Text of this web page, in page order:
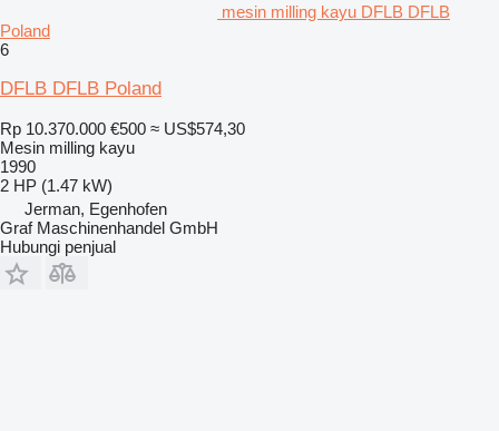
mesin milling kayu DFLB DFLB
Poland
6
DFLB DFLB Poland
Rp 10.370.000 €500 ≈ US$574,30
Mesin milling kayu
1990
2 HP (1.47 kW)
Jerman, Egenhofen
Graf Maschinenhandel GmbH
Hubungi penjual